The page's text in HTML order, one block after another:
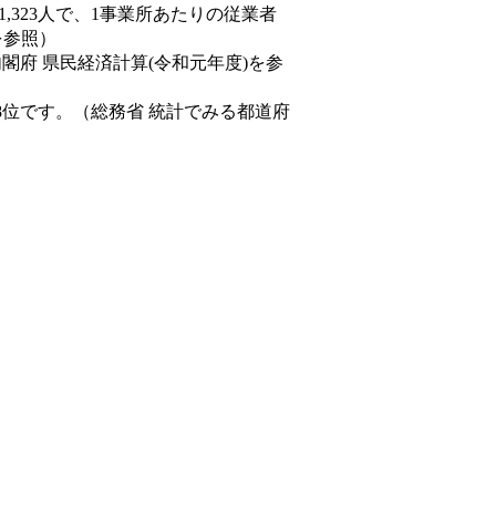
人で、1事業所あたりの従業者
照）
府 県民経済計算(令和元年度)を参
です。（総務省 統計でみる都道府